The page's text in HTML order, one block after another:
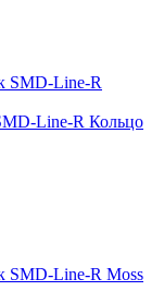
Line-R Кольцо